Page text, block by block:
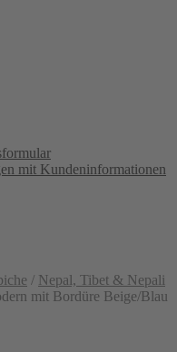
mit Kundeninformationen
/ Nepal, Tibet & Nepali
mit Bordüre Beige/Blau